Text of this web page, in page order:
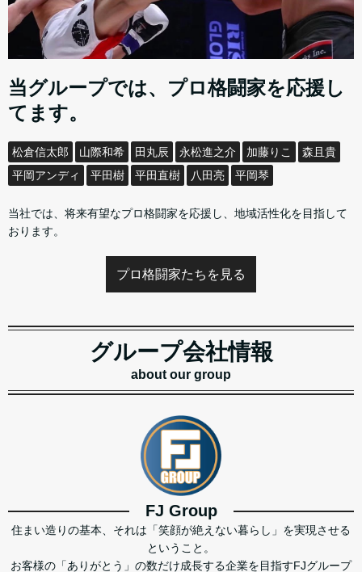
当グループでは、プロ格闘家を応援し
てます。
松倉信太郎 山際和希 田丸辰 永松進之介 加藤りこ
森且貴
平岡アンディ
平田樹 平田直樹 八田亮 平岡琴
当社では、将来有望なプロ格闘家を応援し、地域活性化を目指して
おります。
プロ格闘家たちを見る
グループ会社情報
about our group
FJ Group
住まい造りの基本、それは「笑顔が絶えない暮らし」を実現させる
ということ。
お客様の「ありがとう」の数だけ成長する企業を目指すFJグループ